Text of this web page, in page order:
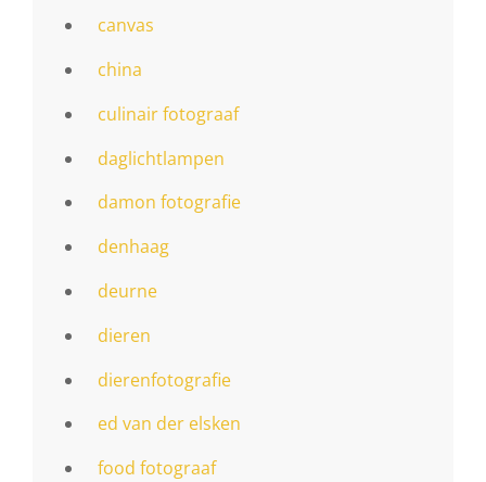
canvas
china
culinair fotograaf
daglichtlampen
damon fotografie
denhaag
deurne
dieren
dierenfotografie
ed van der elsken
food fotograaf